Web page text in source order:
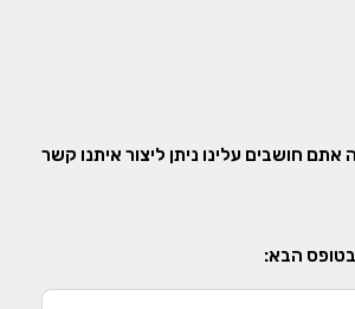
חושבים עלינו ניתן ליצור איתנו קשר
הבא: